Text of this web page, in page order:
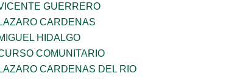
GUERRERO
LAZARO CARDENAS
HIDALGO
COMUNITARIO
LAZARO CARDENAS DEL RIO